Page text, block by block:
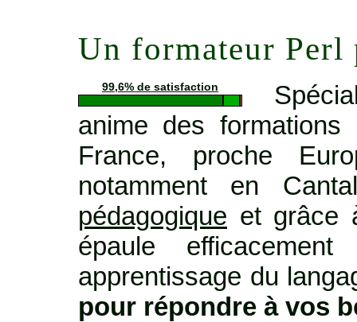
Un formateur Perl
99,6% de satisfaction
anime des
France, proche
notamment en
pédagogique et grâce
épaule
apprentissage du
pour répondre à vos